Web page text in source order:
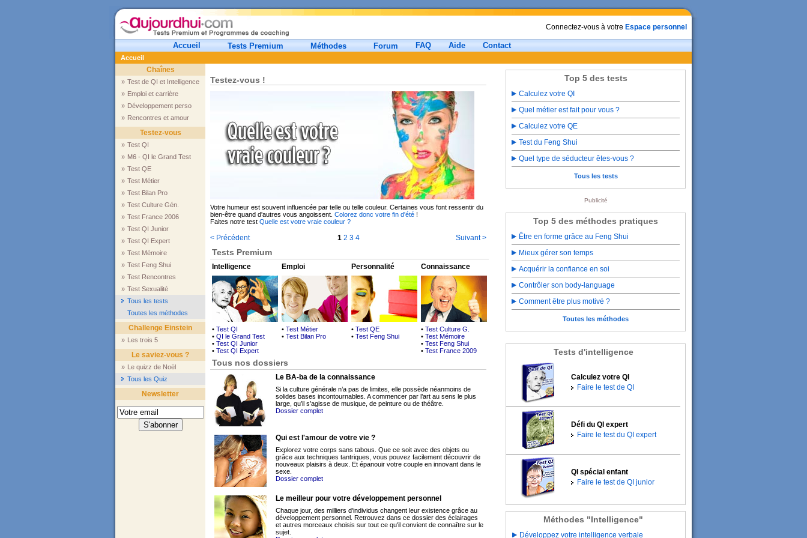
Connectez-vous à votre Espace personnel
Accueil Tests Premium Méthodes Forum FAQ Aide Contact
Accueil
Chaînes
» Test de QI et Intelligence
» Emploi et carrière
» Développement perso
» Rencontres et amour
Testez-vous
» Test QI
» M6 - QI le Grand Test
» Test QE
» Test Métier
» Test Bilan Pro
» Test Culture Gén.
» Test France 2006
» Test QI Junior
» Test QI Expert
» Test Mémoire
» Test Feng Shui
» Test Rencontres
» Test Sexualité
Tous les tests
Toutes les méthodes
Challenge Einstein
» Les trois 5
Le saviez-vous ?
» Le quizz de Noël
Tous les Quiz
Newsletter
Testez-vous !
Votre humeur est souvent influencée par telle ou telle couleur. Certaines vous font ressentir du
bien-être quand d'autres vous angoissent. Colorez donc votre fin d'été !
Faites notre test Quelle est votre vraie couleur ?
< Précédent 1 2 3 4 Suivant >
Tests Premium
Intelligence Emploi Personnalité Connaissance
• Test QI
• QI le Grand Test
• Test QI Junior
• Test QI Expert
• Test Métier
• Test Bilan Pro
• Test QE
• Test Feng Shui
• Test Culture G.
• Test Mémoire
• Test Feng Shui
• Test France 2009
Tous nos dossiers
Le BA-ba de la connaissance
Si la culture générale n’a pas de limites, elle possède néanmoins de
solides bases incontournables. A commencer par l’art au sens le plus
large, qu’il s’agisse de musique, de peinture ou de théâtre.
Dossier complet
Qui est l'amour de votre vie ?
Explorez votre corps sans tabous. Que ce soit avec des objets ou
grâce aux techniques tantriques, vous pouvez facilement découvrir de
nouveaux plaisirs à deux. Et épanouir votre couple en innovant dans le
sexe.
Dossier complet
Le meilleur pour votre développement personnel
Chaque jour, des milliers d'individus changent leur existence grâce au
développement personnel. Retrouvez dans ce dossier des éclairages
et autres morceaux choisis sur tout ce qu'il convient de connaître sur le
sujet.
Top 5 des tests
Calculez votre QI
Quel métier est fait pour vous ?
Calculez votre QE
Test du Feng Shui
Quel type de séducteur êtes-vous ?
Tous les tests
Publicité
Top 5 des méthodes pratiques
Être en forme grâce au Feng Shui
Mieux gérer son temps
Acquérir la confiance en soi
Contrôler son body-language
Comment être plus motivé ?
Toutes les méthodes
Tests d'intelligence
Calculez votre QI
Faire le test de QI
Défi du QI expert
Faire le test du QI expert
QI spécial enfant
Faire le test de QI junior
Méthodes "Intelligence"
Développez votre intelligence verbale